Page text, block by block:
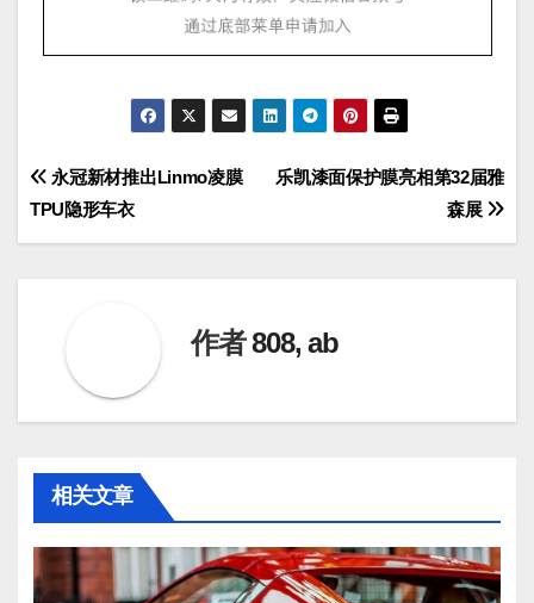
文
章
乐凯漆面保护膜亮相第32届雅
森展
永冠新材推出Linmo凌膜
TPU隐形车衣
作者808, ab
相关文章